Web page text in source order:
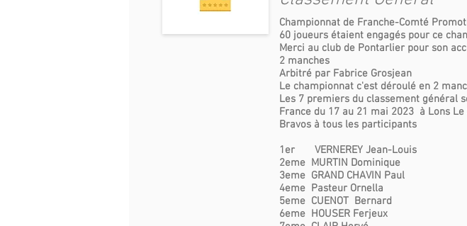
Championnat de Franche-Comté
60 joueurs étaient engagés pour ce
Merci au club de Pontarlier pour son
2 manches
Arbitré par Fabrice Grosjean
Le championnat c'est déroulé en 2
Les 7 premiers du classement général
France du 17 au 21 mai 2023 à Lons
Bravos à tous les participants
1er VERNEREY Jean-Louis
2eme MURTIN Dominique
3eme GRAND CHAVIN Paul
4eme Pasteur Ornella
5eme CUENOT Bernard
6eme HOUSER Ferjeux